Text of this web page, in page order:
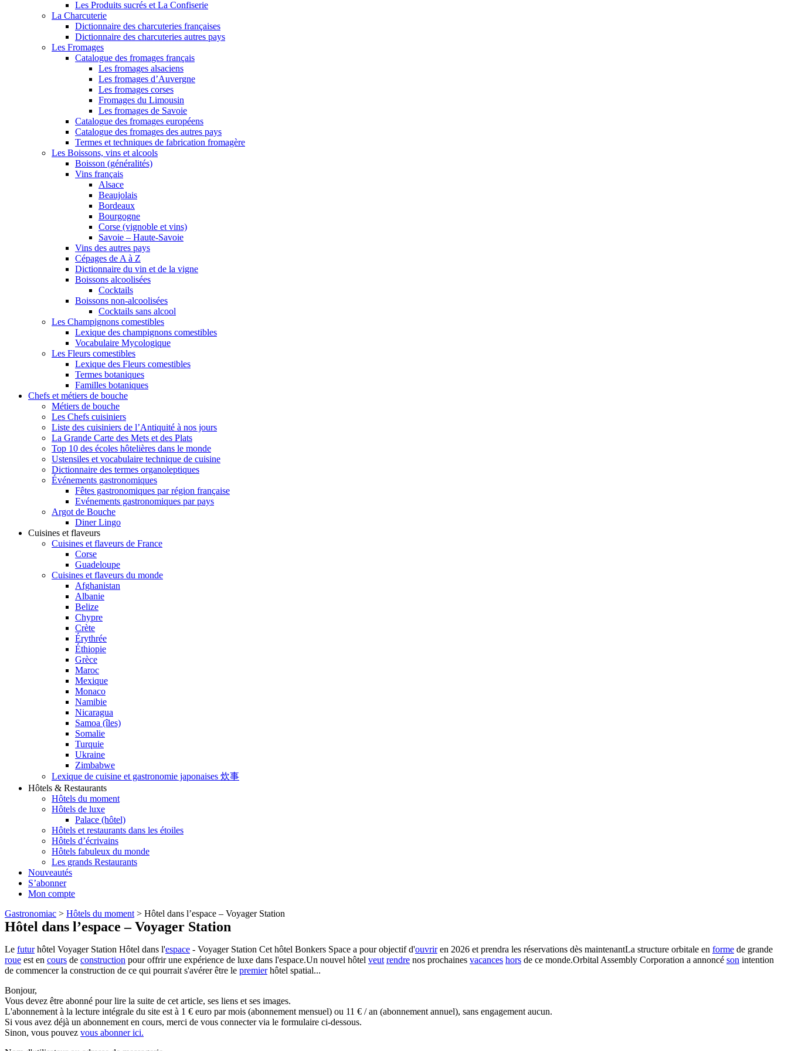
Les Produits sucrés et La Confiserie
La Charcuterie
Dictionnaire des charcuteries françaises
Dictionnaire des charcuteries autres pays
Les Fromages
Catalogue des fromages français
Les fromages alsaciens
Les fromages d’Auvergne
Les fromages corses
Fromages du Limousin
Les fromages de Savoie
Catalogue des fromages européens
Catalogue des fromages des autres pays
Termes et techniques de fabrication fromagère
Les Boissons, vins et alcools
Boisson (généralités)
Vins français
Alsace
Beaujolais
Bordeaux
Bourgogne
Corse (vignoble et vins)
Savoie – Haute-Savoie
Vins des autres pays
Cépages de A à Z
Dictionnaire du vin et de la vigne
Boissons alcoolisées
Cocktails
Boissons non-alcoolisées
Cocktails sans alcool
Les Champignons comestibles
Lexique des champignons comestibles
Vocabulaire Mycologique
Les Fleurs comestibles
Lexique des Fleurs comestibles
Termes botaniques
Familles botaniques
Chefs et métiers de bouche
Métiers de bouche
Les Chefs cuisiniers
Liste des cuisiniers de l’Antiquité à nos jours
La Grande Carte des Mets et des Plats
Top 10 des écoles hôtelières dans le monde
Ustensiles et vocabulaire technique de cuisine
Dictionnaire des termes organoleptiques
Événements gastronomiques
Fêtes gastronomiques par région française
Evénements gastronomiques par pays
Argot de Bouche
Diner Lingo
Cuisines et flaveurs
Cuisines et flaveurs de France
Corse
Guadeloupe
Cuisines et flaveurs du monde
Afghanistan
Albanie
Belize
Chypre
Crète
Érythrée
Éthiopie
Grèce
Maroc
Mexique
Monaco
Namibie
Nicaragua
Samoa (îles)
Somalie
Turquie
Ukraine
Zimbabwe
Lexique de cuisine et gastronomie japonaises 炊事
Hôtels & Restaurants
Hôtels du moment
Hôtels de luxe
Palace (hôtel)
Hôtels et restaurants dans les étoiles
Hôtels d’écrivains
Hôtels fabuleux du monde
Les grands Restaurants
Nouveautés
S’abonner
Mon compte
Gastronomiac > Hôtels du moment > Hôtel dans l’espace – Voyager Station
Hôtel dans l’espace – Voyager Station
Le futurhôtel Voyager Station Hôtel dans l'espace - Voyager Station Cet hôtel Bonkers Space a pour objectif d'ouvriren 2026 et prendra les réservations dès maintenantLa structure orbitale en forme de grande
roue est en cours de construction pour offrir une expérience de luxe dans l'espace.Un nouvel hôtel veut rendre nos prochaines vacances hors de ce monde.Orbital Assembly Corporation a annoncé son intention
de commencer la construction de ce qui pourrait s'avérer être le premierhôtel spatial...
Bonjour,
Vous devez être abonné pour lire la suite de cet article, ses liens et ses images.
L'abonnement à la lecture intégrale du site est à 1 € euro par mois (abonnement mensuel) ou 11 € / an (abonnement annuel), sans engagement aucun.
Si vous avez déjà un abonnement en cours, merci de vous connecter via le formulaire ci-dessous.
Sinon, vous pouvez vous abonner ici.